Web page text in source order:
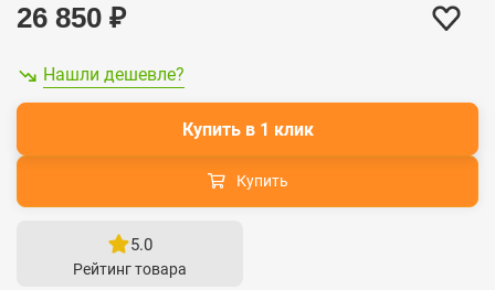
26 850 ₽
Нашли дешевле?
Купить
Купить в 1 клик
5.0
Рейтинг товара